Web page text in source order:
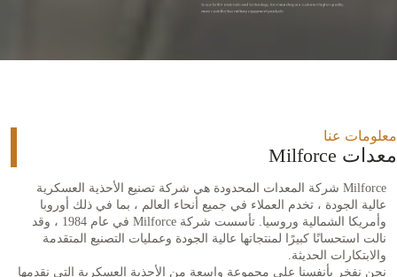
معلومات عنا
معدات Milforce
Milforce شركة المعدات المحدودة هي شركة تصنيع الأحذية العسكرية
عالية الجودة ، تخدم العملاء في جميع أنحاء العالم ، بما في ذلك أوروبا
وأمريكا الشمالية وروسيا. تأسست شركة Milforce في عام 1984 ، وقد
نالت استحسانًا كبيرًا لمنتجاتها عالية الجودة وعمليات التصنيع المتقدمة
والابتكارات الحديثة.
نحن نفخر بأنفسنا على مجموعة واسعة من الأحذية العسكرية التي نقدمها